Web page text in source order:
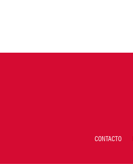
CONTACTO